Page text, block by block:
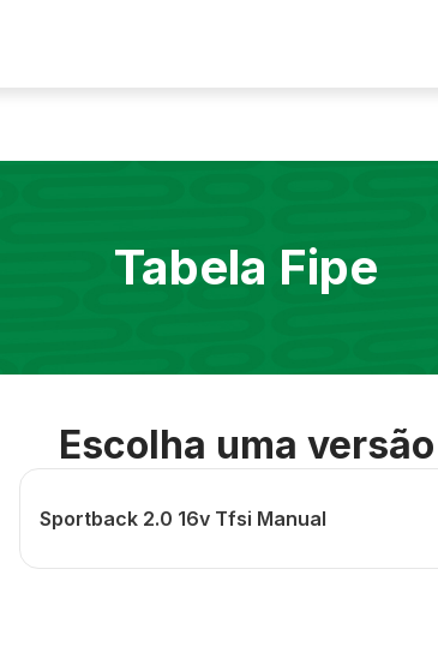
Tabela Fipe
Escolha uma versão
Sportback 2.0 16v Tfsi Manual